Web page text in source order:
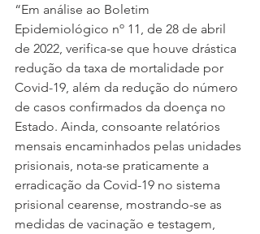
“Em análise ao Boletim
Epidemiológico nº 11, de 28 de abril
de 2022, verifica-se que houve drástica
redução da taxa de mortalidade por
Covid-19, além da redução do número
de casos confirmados da doença no
Estado. Ainda, consoante relatórios
mensais encaminhados pelas unidades
prisionais, nota-se praticamente a
erradicação da Covid-19 no sistema
prisional cearense, mostrando-se as
medidas de vacinação e testagem,